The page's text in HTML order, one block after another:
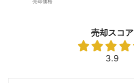
売却スコア
3.9